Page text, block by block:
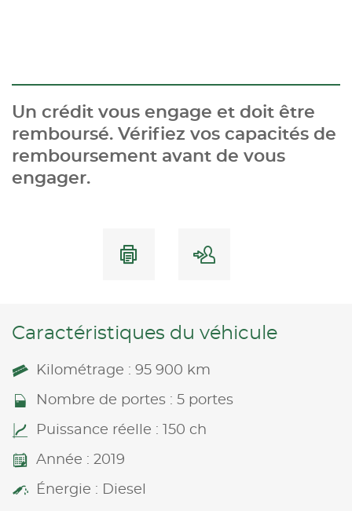
Un crédit vous engage et doit être
remboursé. Vérifiez vos capacités de
remboursement avant de vous
engager.
Caractéristiques du véhicule
Kilométrage : 95 900 km
Nombre de portes : 5 portes
Puissance réelle : 150 ch
Année : 2019
Énergie : Diesel